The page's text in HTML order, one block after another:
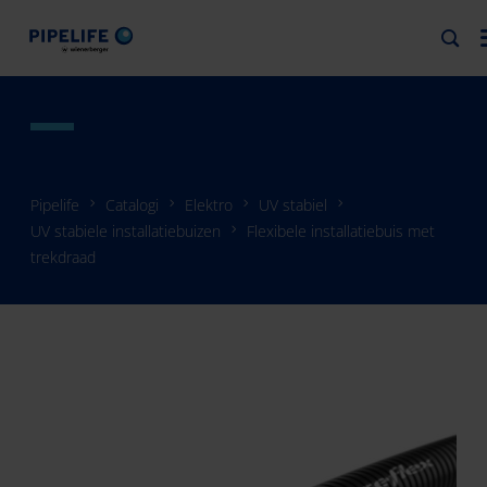
Pipelife Catalogi Elektro
UV stabiel
UV stabiele installatiebuizen
Flexibele installatiebuis met
trekdraad